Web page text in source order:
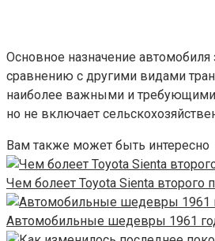
Основное назначение
сравнению с другими видами
наиболее важными и требующими
но не включает
Вам также может быть интересно
Чем болеет Toyota Sienta
Автомобильные шедевры 1961